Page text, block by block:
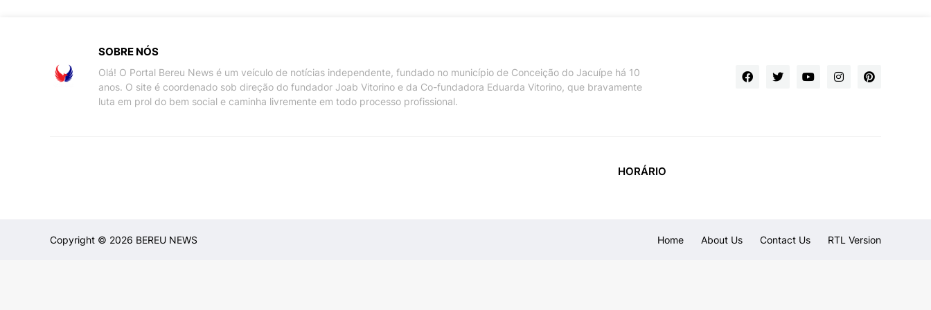
SOBRE NÓS
Olá! O Portal Bereu News é um veículo de notícias independente, fundado no município de Conceição do Jacuípe há 10
anos. O site é coordenado sob direção do fundador Joab Vitorino e da Co-fundadora Eduarda Vitorino, que bravamente
luta em prol do bem social e caminha livremente em todo processo profissional.
HORÁRIO
Copyright © 2026 BEREU NEWS Home About Us Contact Us RTL Version